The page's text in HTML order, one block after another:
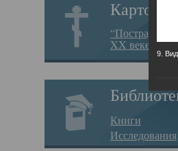
Картотека
XX веке на
Книги
Исследования
9.